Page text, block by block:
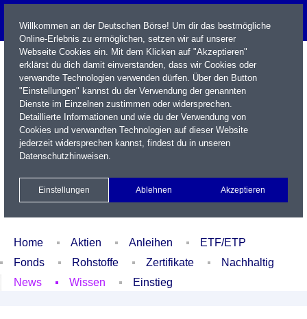
Name / WKN / ISIN / Kürzel
Xetra Realtime
Watchlist Portfolio Login
Home Aktien Anleihen
ETF/ETP
Fonds
Rohstoffe Zertifikate
Nachhaltig
News
Wissen Einstieg
Willkommen an der Deutschen Börse! Um dir das bestmögliche
Online-Erlebnis zu ermöglichen, setzen wir auf unserer
Webseite Cookies ein. Mit dem Klicken auf "Akzeptieren"
erklärst du dich damit einverstanden, dass wir Cookies oder
verwandte Technologien verwenden dürfen. Über den Button
"Einstellungen" kannst du der Verwendung der genannten
Dienste im Einzelnen zustimmen oder widersprechen.
Detaillierte Informationen und wie du der Verwendung von
Cookies und verwandten Technologien auf dieser Website
jederzeit widersprechen kannst, findest du in unseren
Datenschutzhinweisen.
Einstellungen Ablehnen Akzeptieren